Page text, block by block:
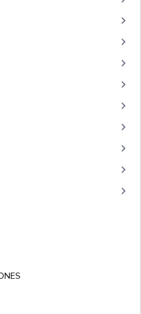
keyboard_arrow_right
keyboard_arrow_right
keyboard_arrow_right
keyboard_arrow_right
keyboard_arrow_right
keyboard_arrow_right
keyboard_arrow_right
keyboard_arrow_right
keyboard_arrow_right